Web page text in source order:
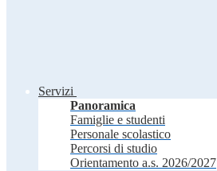
Servizi
Panoramica
Famiglie e studenti
Personale scolastico
Percorsi di studio
Orientamento a.s. 2026/2027